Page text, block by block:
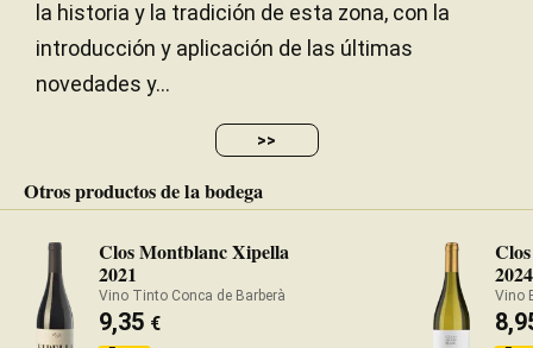
la historia y la tradición de esta zona, con la
introducción y aplicación de las últimas
novedades y...
>>
Otros productos de la bodega
Clos Montblanc Xipella
2021
Vino Tinto Conca de Barberà
9,35 €
2024
Vino